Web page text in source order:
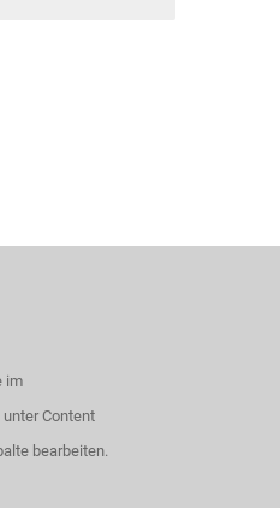
im
Content
bearbeiten.